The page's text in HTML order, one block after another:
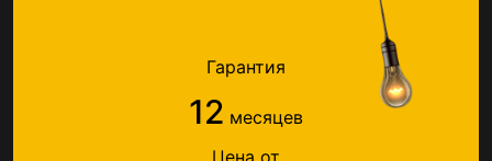
Гарантия
12 месяцев